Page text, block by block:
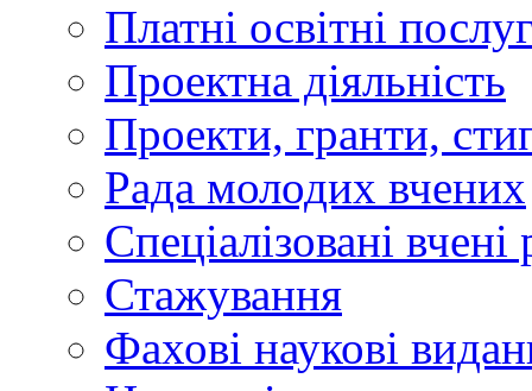
Платні освітні
Проектна діяльність
Проекти, гранти,
Рада молодих вчених
Спеціалізовані вчені
Стажування
Фахові наукові